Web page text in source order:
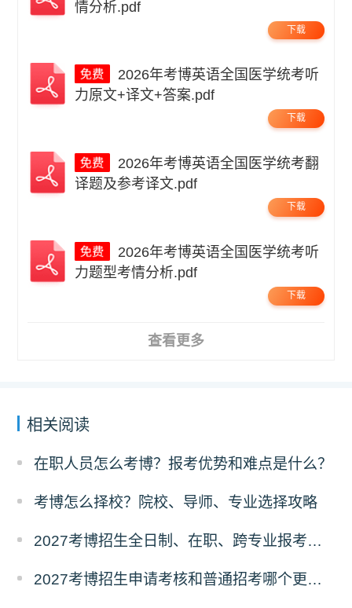
情分析.pdf
下载
力原文+译文+答案.pdf
下载
译题及参考译文.pdf
下载
力题型考情分析.pdf
下载
查看更多
相关阅读
在职人员怎么考博？报考优势和难点是什么？
考博怎么择校？院校、导师、专业选择攻略
2027考博招生全日制、在职、跨专业报考要求
2027考博招生申请考核和普通招考哪个更好考？